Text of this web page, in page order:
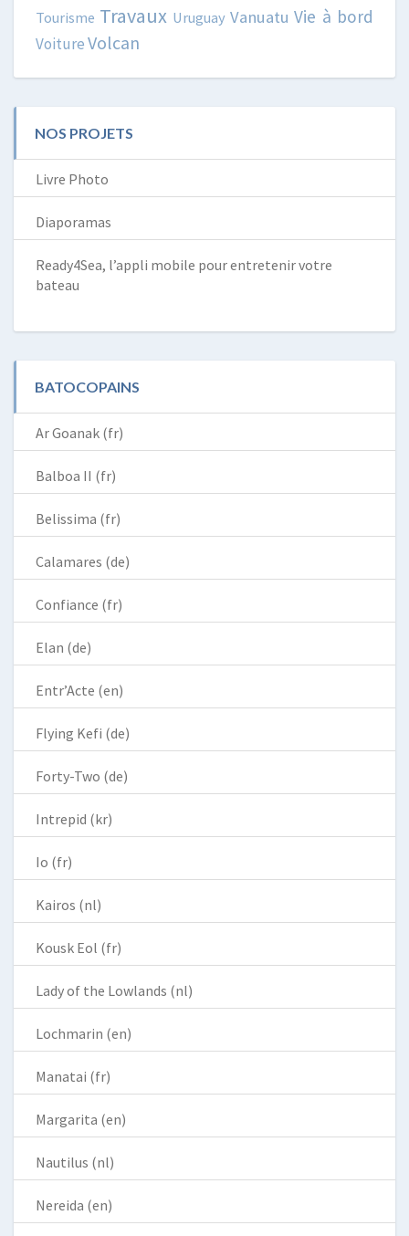
Tourisme Travaux Uruguay Vanuatu Vie à bord
VoitureVolcan
NOS PROJETS
Livre Photo
Diaporamas
Ready4Sea, l’appli mobile pour entretenir votre
bateau
BATOCOPAINS
Ar Goanak (fr)
Balboa II (fr)
Belissima (fr)
Calamares (de)
Confiance (fr)
Elan (de)
Entr’Acte (en)
Flying Kefi (de)
Forty-Two (de)
Intrepid (kr)
Io (fr)
Kairos (nl)
Kousk Eol (fr)
Lady of the Lowlands (nl)
Lochmarin (en)
Manatai (fr)
Margarita (en)
Nautilus (nl)
Nereida (en)